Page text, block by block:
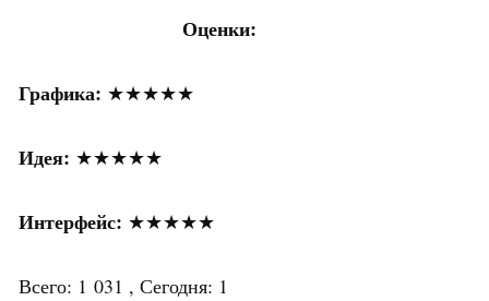
Оценки:
Графика: ★★★★★
Идея: ★★★★★
Интерфейс: ★★★★★
Всего: 1 031 , Сегодня: 1